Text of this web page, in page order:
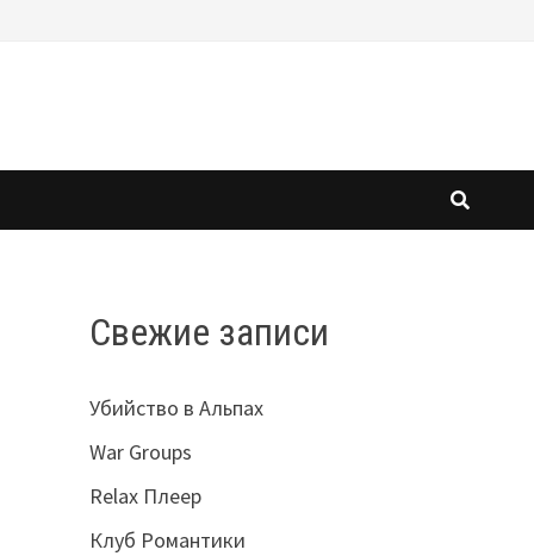
Свежие записи
Убийство в Альпах
War Groups
Relax Плеер
Клуб Романтики